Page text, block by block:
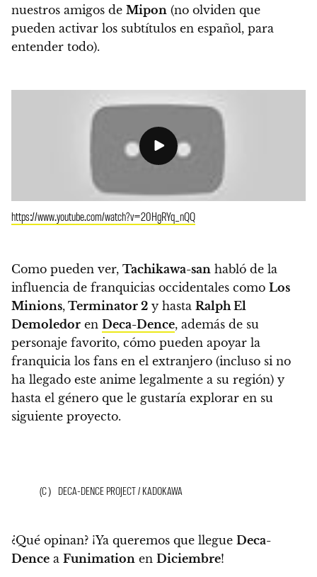
nuestros amigos de Mipon (no olviden que
pueden activar los subtítulos en español, para
entender todo).
https://www.youtube.com/watch?v=20HgRYq_nQQ
Como pueden ver, Tachikawa-san habló de la
influencia de franquicias occidentales como Los
Minions, Terminator 2 y hasta Ralph El
Demoledor en Deca-Dence, además de su
personaje favorito, cómo pueden apoyar la
franquicia los fans en el extranjero (incluso si no
ha llegado este anime legalmente a su región) y
hasta el género que le gustaría explorar en su
siguiente proyecto.
(C）DECA-DENCE PROJECT / KADOKAWA
¿Qué opinan? ¡Ya queremos que llegue Deca-
Dence a Funimation en Diciembre!